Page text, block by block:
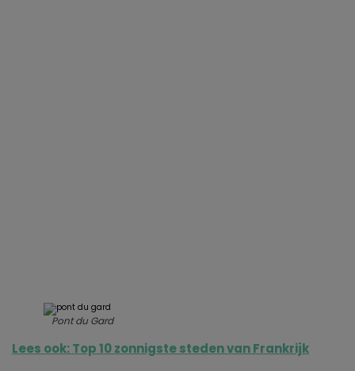
Pont du Gard
Lees ook: Top 10 zonnigste steden van Frankrijk